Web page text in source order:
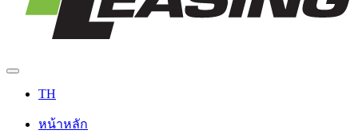
TH
หน้าหลัก